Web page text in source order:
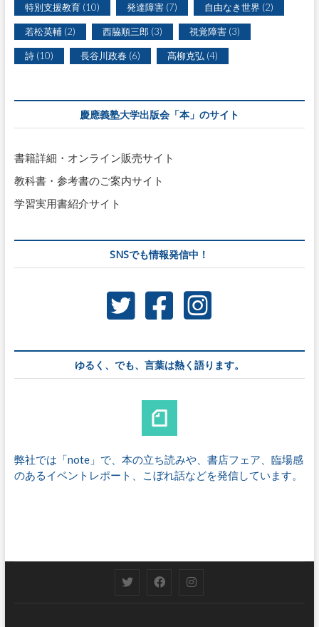
特別支援教育(10) 発達障害(7) 自由なき世界 (2)
若松英輔(2) 西脇順三郎 (3) 視覚障害(3)
詩(10) 長谷川政春(6) 髙柳克弘 (4)
慶應義塾大学出版会「本」のサイト
書籍詳細・オンライン販売サイト
教科書・参考書のご案内サイト
学習実用書紹介サイト
SNSでも情報発信中！
ゆるく、でも、言葉は熱く語ります。
弊社では「note」で、本の立ち読みや、書店フェア、臨場感
のあるイベントレポート、こぼれ話などを発信しています。
T F I